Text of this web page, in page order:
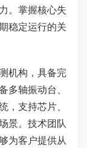
。掌握核心失
稳定运行的关
机构，具备完
多轴振动台、
，支持芯片、
景。技术团队
为客户提供从